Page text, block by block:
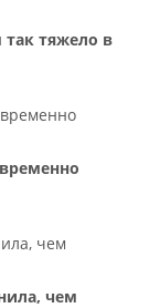
так тяжело в
чем